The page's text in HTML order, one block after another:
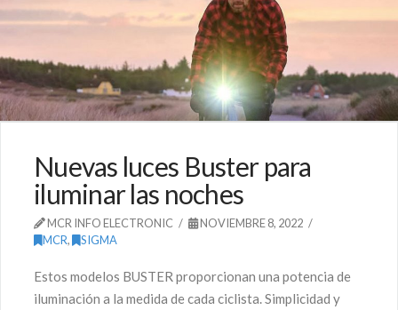
Nuevas luces Buster para
iluminar las noches
MCR INFO ELECTRONIC
NOVIEMBRE 8, 2022
MCR, SIGMA
Estos modelos BUSTER proporcionan una potencia de
iluminación a la medida de cada ciclista. Simplicidad y